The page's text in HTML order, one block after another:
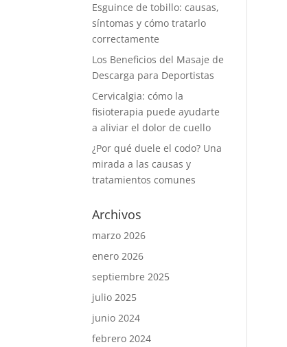
Esguince de tobillo: causas,
síntomas y cómo tratarlo
correctamente
Los Beneficios del Masaje de
Descarga para Deportistas
Cervicalgia: cómo la
fisioterapia puede ayudarte
a aliviar el dolor de cuello
¿Por qué duele el codo? Una
mirada a las causas y
tratamientos comunes
Archivos
marzo 2026
enero 2026
septiembre 2025
julio 2025
junio 2024
febrero 2024